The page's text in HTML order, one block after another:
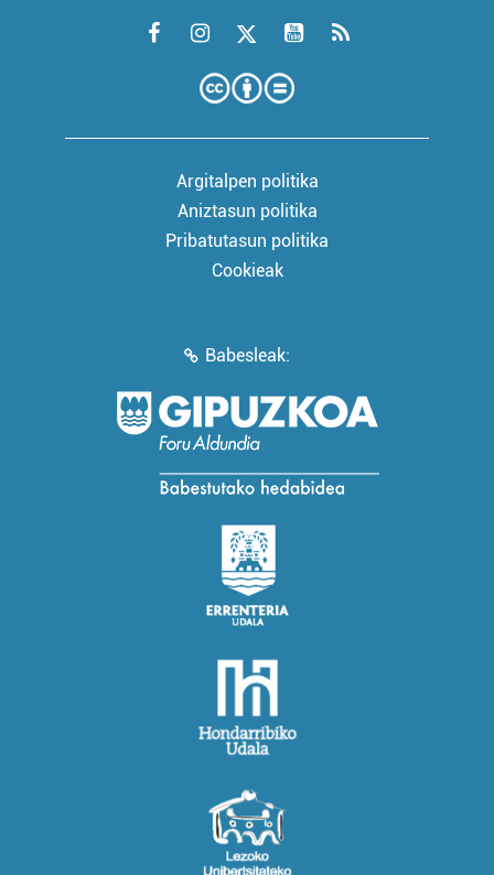
Argitalpen politika
Aniztasun politika
Pribatutasun politika
Cookieak
Babesleak: